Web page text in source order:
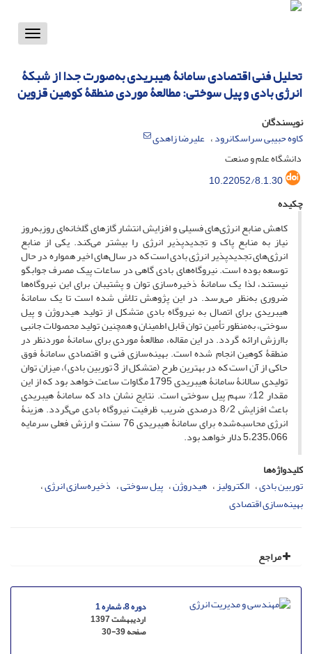
Toggle
تحلیل فنی اقتصادی سامانۀ هیبریدی به‌صورت جدا از شبکۀ
انرژی بادی و پیل سوختی: مطالعۀ موردی منطقۀ کوهین قزوین
نویسندگان
کاوه حبیبی سراسکانرود علیرضا زاهدی
دانشگاه علم و صنعت
10.22052/8.1.30
چکیده
کاهش منابع انرژی‌های فسیلی و افزایش انتشار گازهای گلخانه‌ای روز‌به‌روز
نیاز به منابع پاک و تجدیدپذیر انرژی را بیشتر می‌کند. یکی از منابع
انرژی‌های تجدیدپذیر انرژی بادی است که در سال‌های اخیر همواره در حال
توسعه بوده است. نیروگاه‌های بادی گاهی در ساعات پیک مصرف جوابگو
نیستند، لذا یک سامانۀ ذخیره‌سازی توان و پشتیبان برای این نیروگاه‌ها
ضروری به‌نظر می‌رسد. در این پژوهش تلاش شده است تا یک سامانۀ
هیبریدی برای اتصال به نیروگاه بادی متشکل از تولید هیدروژن و پیل
سوختی، به‌منظور تأمین توان قابل اطمینان و همچنین تولید محصولات جانبی
باارزش ارائه گردد. در این مقاله، مطالعۀ موردی برای سامانۀ موردنظر در
منطقۀ کوهین انجام شده است. بهینه‌سازی فنی و اقتصادی سامانۀ فوق
حاکی از آن است که در بهترین طرح (متشکل از 3 توربین بادی)، میزان توان
تولیدی سالانۀ سامانۀ هیبریدی 1795 مگاوات ساعت خواهد بود که از این
مقدار 12% سهم پیل سوختی است. نتایج نشان داد که سامانۀ هیبریدی
باعث افزایش 8/2 درصدی ضریب ظرفیت نیروگاه بادی می‌گردد. هزینۀ
انرژی محاسبه‌شده برای سامانۀ هیبریدی 76 سنت و ارزش فعلی سرمایه
5،235،066 دلار خواهد بود.
کلیدواژه‌ها
توربین بادی الکترولیز هیدروژن پیل سوختی ذخیره‌سازی انرژی
بهینه‌سازی اقتصادی
مراجع
دوره 8، شماره 1
اردیبهشت 1397
صفحه30-39